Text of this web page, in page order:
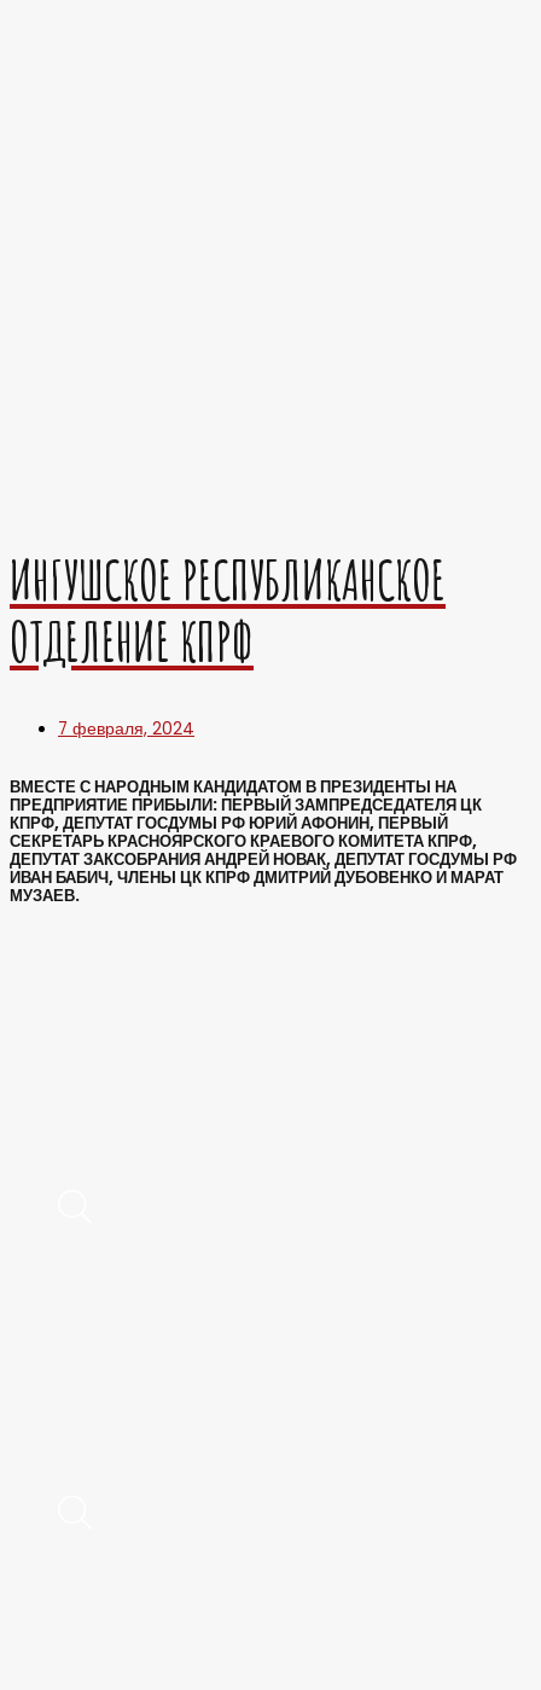
ИНГУШСКОЕ РЕСПУБЛИКАНСКОЕ
ОТДЕЛЕНИЕ КПРФ
7 февраля, 2024
ВМЕСТЕ С НАРОДНЫМ КАНДИДАТОМ В ПРЕЗИДЕНТЫ НА
ПРЕДПРИЯТИЕ ПРИБЫЛИ: ПЕРВЫЙ ЗАМПРЕДСЕДАТЕЛЯ ЦК
КПРФ, ДЕПУТАТ ГОСДУМЫ РФ ЮРИЙ АФОНИН, ПЕРВЫЙ
СЕКРЕТАРЬ КРАСНОЯРСКОГО КРАЕВОГО КОМИТЕТА КПРФ,
ДЕПУТАТ ЗАКСОБРАНИЯ АНДРЕЙ НОВАК, ДЕПУТАТ ГОСДУМЫ РФ
ИВАН БАБИЧ, ЧЛЕНЫ ЦК КПРФ ДМИТРИЙ ДУБОВЕНКО И МАРАТ
МУЗАЕВ.